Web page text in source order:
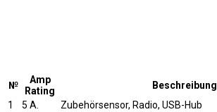
№
Amp
Rating
Beschreibung
1
5 A.
Zubehörsensor, Radio, USB-Hub